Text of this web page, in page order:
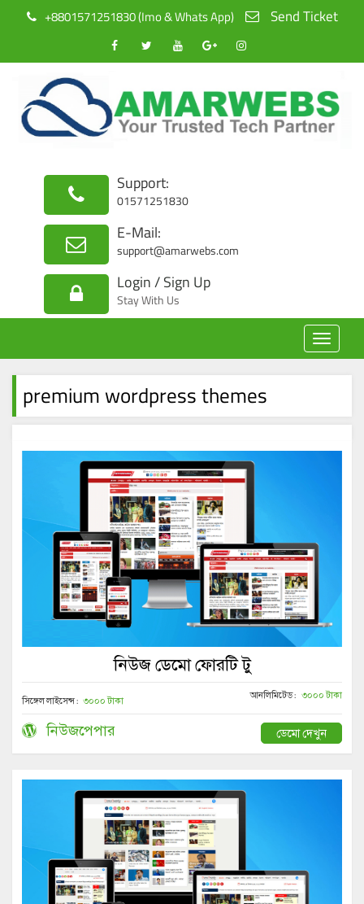
+8801571251830 (Imo & Whats App) Send Ticket
Support:
01571251830
E-Mail:
support@amarwebs.com
Login / Sign Up
Stay With Us
Toggle
premium wordpress themes
নিউজ ডেমো ফোরটি টু
সিঙ্গেল লাইসেন্স : ৩০০০ টাকা আনলিমিটেড : ৩০০০ টাকা
নিউজপেপার ডেমো দেখুন